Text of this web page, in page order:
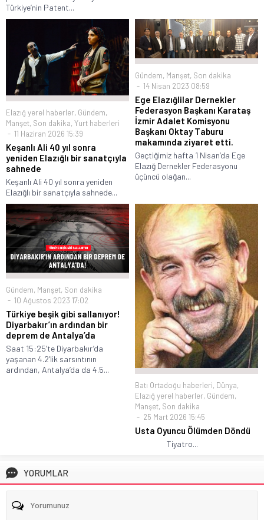
Türkiye’nin Patent...
Elazığ yerel haberler, Gündem,
Manşet, Son dakika, Yurt haberleri
11 Haziran 2026 15:39
Keşanlı Ali 40 yıl sonra
yeniden Elazığlı bir sanatçıyla
sahnede
Keşanlı Ali 40 yıl sonra yeniden
Elazığlı bir sanatçıyla sahnede...
Gündem, Manşet, Son dakika
14 Nisan 2023 08:59
Ege Elazığlilar Dernekler
Federasyon Başkanı Karataş
İzmir Adalet Komisyonu
Başkanı Oktay Taburu
makamında ziyaret etti.
Geçtiğimiz hafta 1 Nisan’da Ege
Elazığ Dernekler Federasyonu
üçüncü olağan...
Gündem, Manşet, Son dakika
10 Ağustos 2023 17:02
Türkiye beşik gibi sallanıyor!
Diyarbakır’ın ardından bir
deprem de Antalya’da
Saat 15:25’te Diyarbakır’da
yaşanan 4.2’lik sarsıntının
ardından, Antalya’da da 4.5...
Batı Ortadoğu haberleri, Dünya,
Elazığ yerel haberler, Gündem,
Manşet, Son dakika
25 Mart 2026 15:45
Usta Oyuncu Ölümden Döndü
Tiyatro...
YORUMLAR